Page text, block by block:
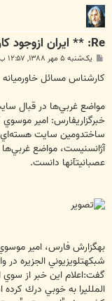
Re: ** ایران ازوجود کارخانه دوم غنی سازی به آژانس خبرداد **
ت
یک‌شنبه ۵ مهر ۱۳۸۸, ۱۲:۵۷ ب.ظ
كارشناس مسائل خاورميانه
مواضع غربي‌ها در قبال
خبرگزاريفارس: امير موسوي
ساختدومين سايت هسته‌اي
آژانسنيست، مواضع
عصبانيتآنها دانست.
بهگزارش فارس، امير
شبكهتلويزيوني الجزيره
گفت:اعلام اين خبر از سوي
الملليرا به خوبي درك